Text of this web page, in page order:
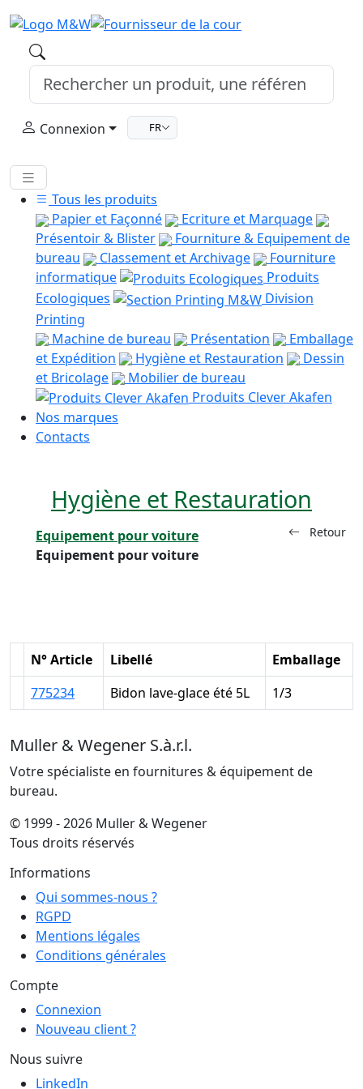
Connexion FR
Tous les produits
Papier et Façonné
Ecriture et Marquage
Présentoir & Blister
Fourniture & Equipement de
bureau
Classement et Archivage
Fourniture
informatique
Produits
Ecologiques
Division
Printing
Machine de bureau
Présentation
Emballage
et Expédition
Hygiène et Restauration
Dessin
et Bricolage
Mobilier de bureau
Produits Clever Akafen
Nos marques
Contacts
Hygiène et Restauration
Retour
Equipement pour voiture
Equipement pour voiture
N° Article Libellé
Emballage
775234
Bidon lave-glace été 5L 1/3
Muller & Wegener S.à.r.l.
Votre spécialiste en fournitures & équipement de
bureau.
© 1999 - 2026 Muller & Wegener
Tous droits réservés
Informations
Qui sommes-nous ?
RGPD
Mentions légales
Conditions générales
Compte
Connexion
Nouveau client ?
Nous suivre
LinkedIn